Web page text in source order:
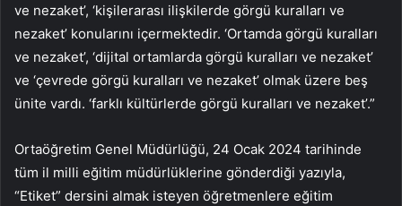
ve nezaket’, ‘kişilerarası ilişkilerde görgü kuralları ve
nezaket’ konularını içermektedir. ‘Ortamda görgü kuralları
ve nezaket’, ‘dijital ortamlarda görgü kuralları ve nezaket’
ve ‘çevrede görgü kuralları ve nezaket’ olmak üzere beş
ünite vardı. ‘farklı kültürlerde görgü kuralları ve nezaket’.”
Ortaöğretim Genel Müdürlüğü, 24 Ocak 2024 tarihinde
tüm il milli eğitim müdürlüklerine gönderdiği yazıyla,
“Etiket” dersini almak isteyen öğretmenlere eğitim